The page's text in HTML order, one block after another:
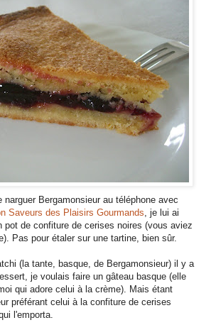
Bergamonsieur au téléphone avec
Saveurs des Plaisirs Gourmands, je lui ai
pot de confiture de cerises noires (vous aviez
Pas pour étaler sur une tartine, bien sûr.
(la tante, basque, de Bergamonsieur) il y a
je voulais faire un gâteau basque (elle
qui adore celui à la crème). Mais étant
préférant celui à la confiture de cerises
l'emporta.